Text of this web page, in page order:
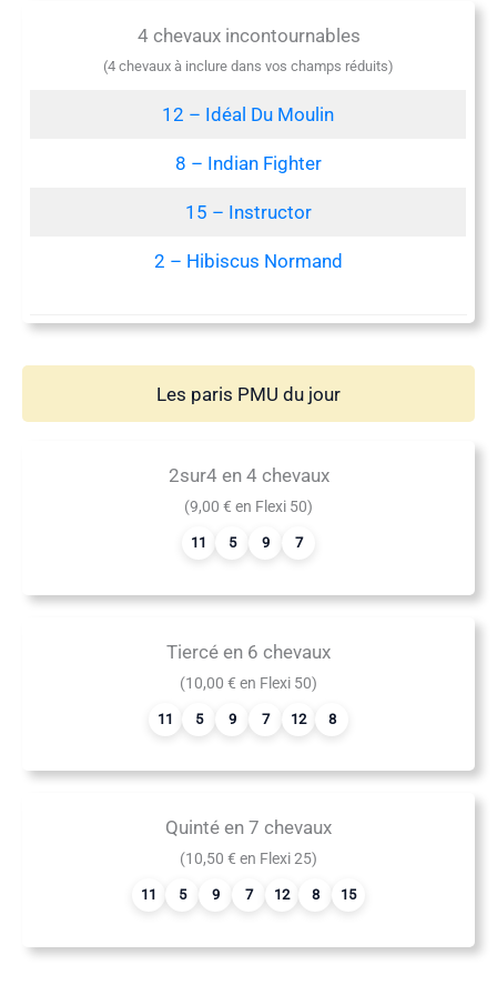
4 chevaux incontournables
(4 chevaux à inclure dans vos champs réduits)
12 – Idéal Du Moulin
8 – Indian Fighter
15 – Instructor
2 – Hibiscus Normand
Les paris PMU du jour
2sur4 en 4 chevaux
(9,00 € en Flexi 50)
11 5 9 7
Tiercé en 6 chevaux
(10,00 € en Flexi 50)
11 5 9 7 12 8
Quinté en 7 chevaux
(10,50 € en Flexi 25)
11 5 9 7 12 8 15